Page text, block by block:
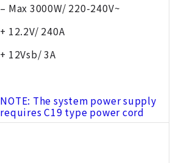
– Max 3000W/ 220-240V~
+ 12.2V/ 240A
+ 12Vsb/ 3A
NOTE: The system power supply
requires C19 type power cord